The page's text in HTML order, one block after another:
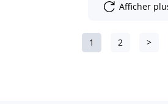
Afficher
1 2 >